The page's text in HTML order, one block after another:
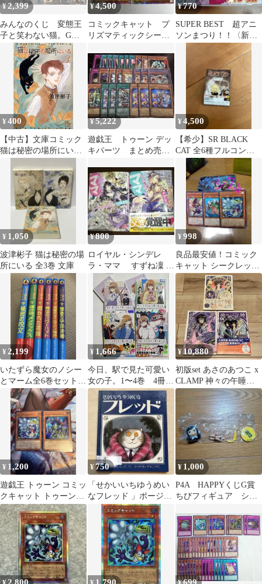
¥2,399
みんなのくじ 変態王
子と笑わない猫。G
賞 ：デフォルメフィ
ギュア（全５種）
¥4,500
コミックキャット プ
リズマティックシーク
¥770
SUPER BEST 超アニ
ソンまつり！！〈新品
¥400
【中古】文庫コミック
猫は秘密の場所にいる
波津彬子
¥5,222
遊戯王 トゥーン デッ
キパーツ まとめ売
ァニーダークラビット
¥4,500
【希少】SR BLACK
CAT 全6種フルコンプ
（シークレット込）
¥ 1,050
波津彬子 猫は秘密の場
所にいる 全3巻 文庫
¥800
ロイヤル・シンデレ
ラ・ママ すずね凜 2
冊セット
¥998
良品最安値！コミック
キャット シークレット
他トゥーンデッキパー
ツ
¥ 2,199
いたずら魔女のノシー
とマーム全6巻セット
1〜6 ケイト・ソーンダ
ズ児童書小峰書店
¥ 1,666
今日、駅で見た可愛い
女の子。1〜4巻 4冊セ
ット／さかなこうじ／
イラストカード付
¥10,880
初版set あさのあつこ x
CLAMP 神々の午睡シ
リーズ 学研パブリッシ
ング
¥ 1,200
遊戯王 トゥーン コミッ
クキャット トゥーンカ
オスソルジャー シーク
レットレア
¥750
「せかいいちゆうめい
なフレッド 」ポージ
ー・シモンズ 【絶版
絵本 佑学社初版】
¥ 1,000
P4A HAPPYくじG賞
ちびフィギュア シー
2,800 1,790 699